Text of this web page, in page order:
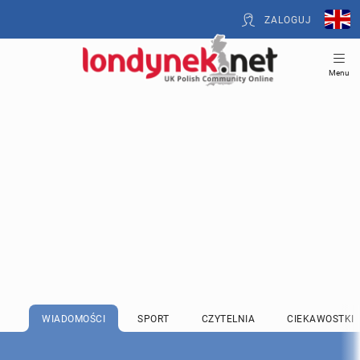
ZALOGUJ
Menu
WIADOMOŚCI SPORT CZYTELNIA CIEKAWOSTKI